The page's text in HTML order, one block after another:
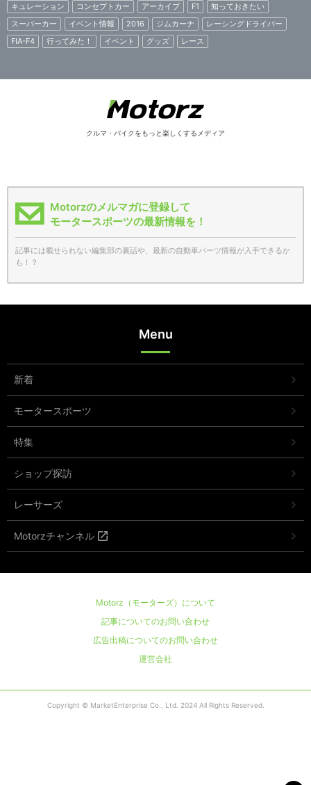
キュレーション
コンセプトカー アーカイブ F1
知っておきたい
スーパーカー
イベント情報 2016 ジムカーナ
レーシングドライバー
FIA-F4
行ってみた！ イベント グッズ レース
クルマ・バイクをもっと楽しくするメディア
Motorzのメルマガに登録して
モータースポーツの最新情報を！
記事には載せられない編集部の裏話や、最新の自動車パーツ情報が入手できるか
も！？
Menu
新着
モータースポーツ
特集
ショップ探訪
レーサーズ
Motorzチャンネル
Motorz（モーターズ）について
記事についてのお問い合わせ
広告出稿についてのお問い合わせ
運営会社
Copyright © MarketEnterprise Co., Ltd. 2024 All Rights Reserved.